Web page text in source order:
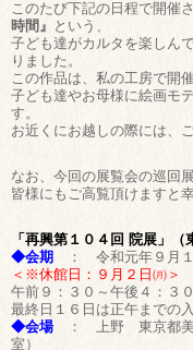
このたび下記の日程で開催
時間』 という、
子ども達がカルタを楽しん
りました。
この作品は、私の工房で開
子ども達やお母様に絵画モ
す。
お近くにお越しの際には、
なお、今回の展覧会の巡回
皆様にもご高覧頂けますと
「再興第１０４回 院展」（
◆会期
： 令和元年９月
＜※休館日：９月２日㈪＞
午前９：３０～午後４：３０
最終日１６日は正午までの
◆会場： 上野 東京都美
室）